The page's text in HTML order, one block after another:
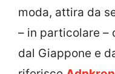
moda, attira da
– in particolare –
dal Giappone e